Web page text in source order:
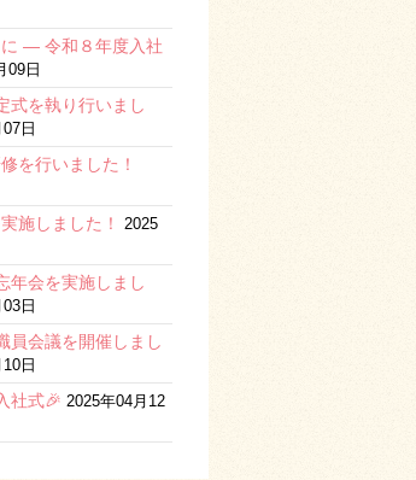
― 令和８年度入社
09日
式を執り行いまし
日
を行いました！
施しました！
2025
年会を実施しまし
日
員会議を開催しまし
日
社式🎉 2025年04月12